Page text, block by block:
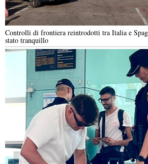
Controlli di frontiera reintrodotti tra Italia e
stato tranquillo